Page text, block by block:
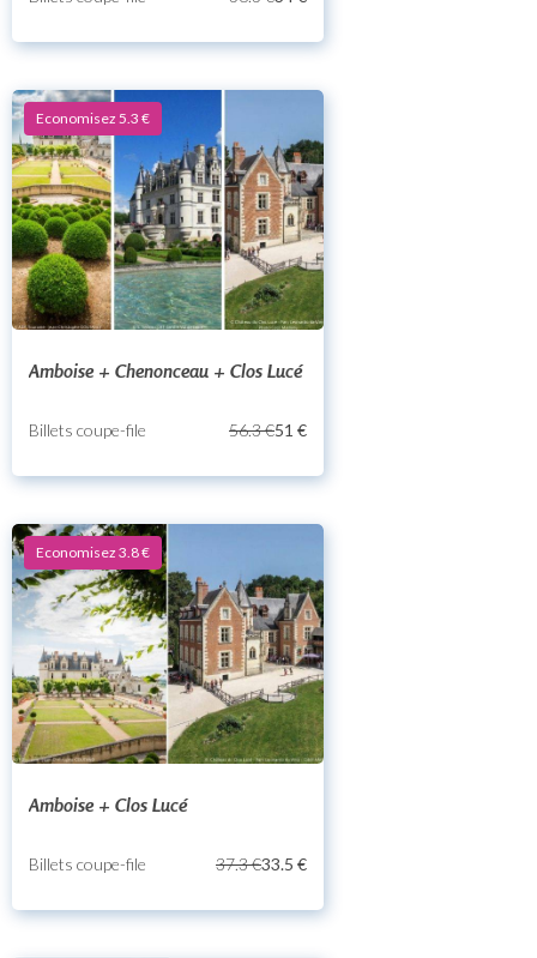
Economisez 5.3 €
Amboise + Chenonceau + Clos Lucé
Billets coupe-file 56.3 €51 €
Economisez 3.8 €
Amboise + Clos Lucé
Billets coupe-file 37.3 €33.5 €